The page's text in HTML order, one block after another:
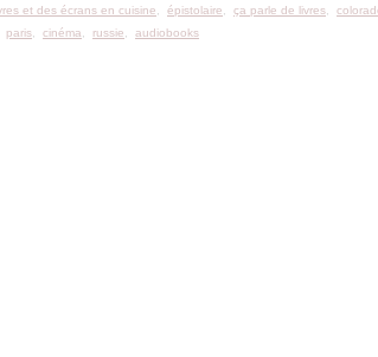
et des écrans en cuisine ,épistolaire ,ça parle de livres ,
paris ,cinéma russie ,audiobooks